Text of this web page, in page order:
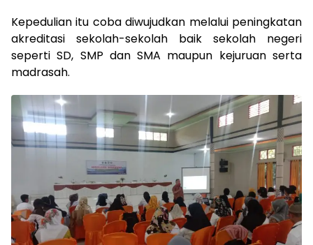
Kepedulian itu coba diwujudkan melalui peningkatan
akreditasi sekolah-sekolah baik sekolah negeri
seperti SD, SMP dan SMA maupun kejuruan serta
madrasah.